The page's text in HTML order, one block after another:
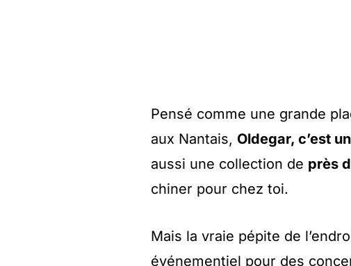
Pensé comme une grande
aux Nantais, Oldegar, c’est
aussi une collection de près
chiner pour chez toi.
Mais la vraie pépite de
événementiel pour des